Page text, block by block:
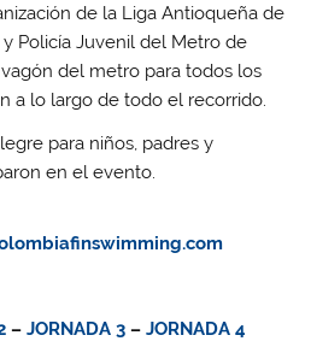
de la Liga Antioqueña de
Policía Juvenil del Metro de
del metro para todos los
a lo largo de todo el recorrido.
para niños, padres y
en el evento.
–JORNADA 3 –JORNADA 4